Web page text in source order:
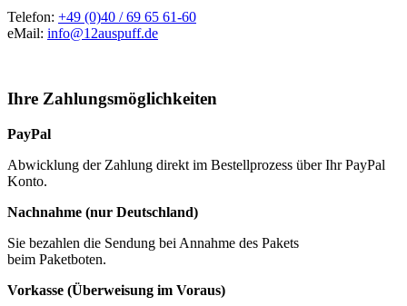
Telefon: +49 (0)40 / 69 65 61-60
eMail: info@12auspuff.de
Ihre Zahlungsmöglichkeiten
PayPal
Abwicklung der Zahlung direkt im Bestellprozess über Ihr PayPal
Konto.
Nachnahme (nur Deutschland)
Sie bezahlen die Sendung bei Annahme des Pakets
beim Paketboten.
Vorkasse (Überweisung im Voraus)